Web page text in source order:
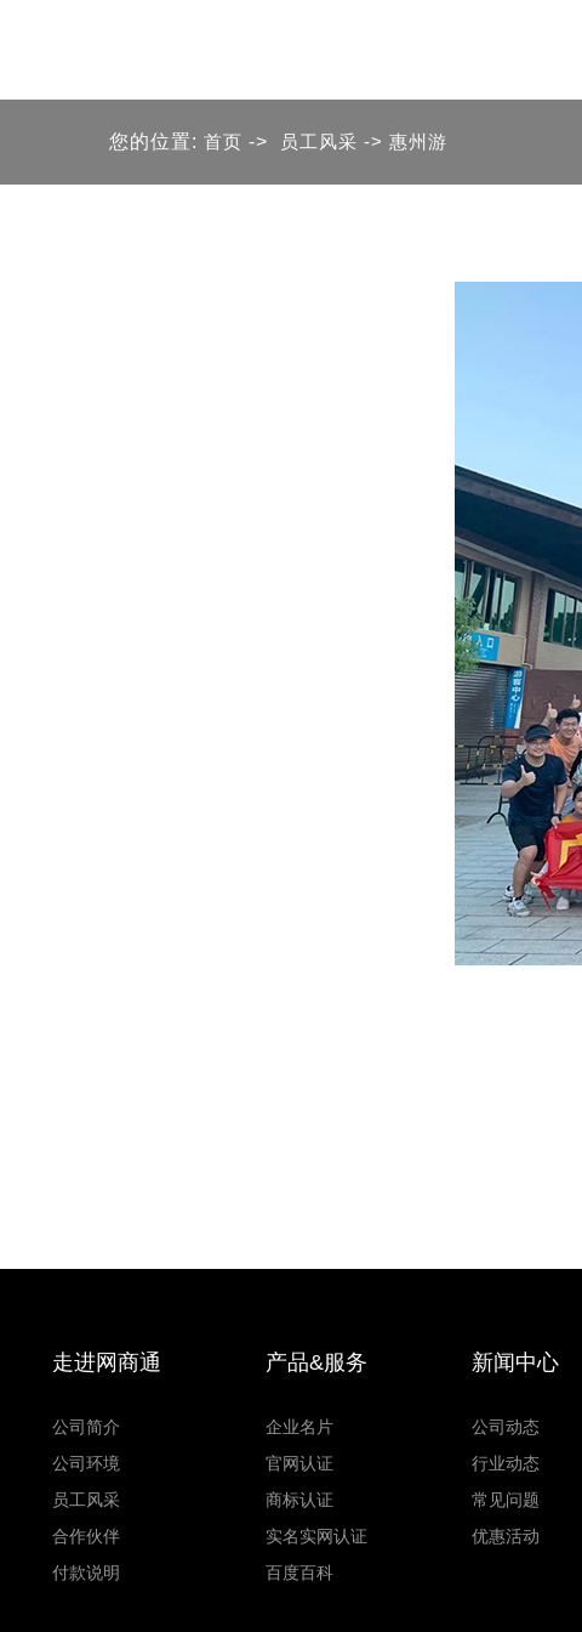
您的位置: 首页 -> 员工风采 -> 惠州游
走进网商通
公司简介
公司环境
员工风采
合作伙伴
付款说明
产品&服务
企业名片
官网认证
商标认证
实名实网认证
百度百科
新闻中心
公司动态
行业动态
常见问题
优惠活动